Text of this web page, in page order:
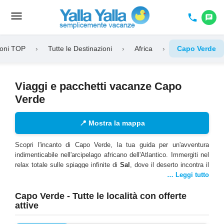
Toggle
menu phone chat
TOP › Tutte le Destinazioni › Africa › Capo Verde
Viaggi e pacchetti vacanze Capo
Verde
Scopri l'incanto di Capo Verde, la tua guida per un'avventura
indimenticabile nell'arcipelago africano dell'Atlantico. Immergiti nel
relax totale sulle spiagge infinite di Sal , dove il deserto incontra il
Boa Vista, l'isola
perdita d'occhio, perfette per lunghe passeggiate al tramonto. Vivi
l'emozione del
… Leggi tutto
📍 Mostra la mappa
Capo Verde - Tutte le località con offerte
attive